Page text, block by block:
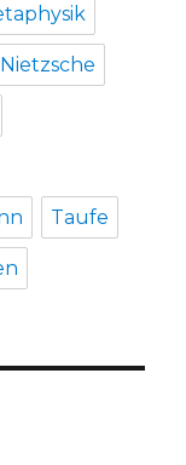
Nietzsche
Taufe